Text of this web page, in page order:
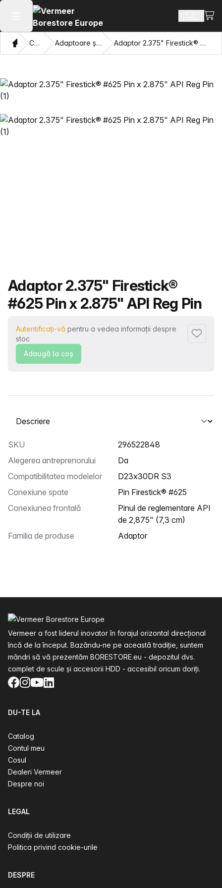
Deschide meniul principal Căutați
Domiciliu
Catalog Adaptoare și ochi care trag Adaptor 2.375" Firestick® #625 Pin x 2.875" API Reg Pin
Nume produs
Adaptor 2.375" Firestick®
#625 Pin x 2.875" API Reg Pin
Autentificați-vă pentru a vedea informații despre
stoc
Adaugă la coş
Selectați o filă
SKU
296522848
Alegerea antreprenorului
Da
Compatibilitatea modelelor
D23x30DR S3
Conexiune spate
Pin Firestick® #625
Conexiunea frontală
Pinul de reglementare API
de 2,875" (7,3 cm)
Familia de produse
Adaptor
Vermeer a fost liderul inovator în forajul orizontal direcțional
încă de la început. Bazându-ne pe această tradiție, suntem
mândri să vă prezentăm BORESTORE.eu - depozitul dvs.
complet de scule și accesorii HDD - accesibil oricum doriți.
Facebook
Instagram
YouTube
LinkedIn
DU-TE LA
Catalog
Contul meu
Cosul
Dealeri Vermeer
Despre noi
LEGAL
Condiții de utilizare
Politica privind cookie-urile
DESPRE